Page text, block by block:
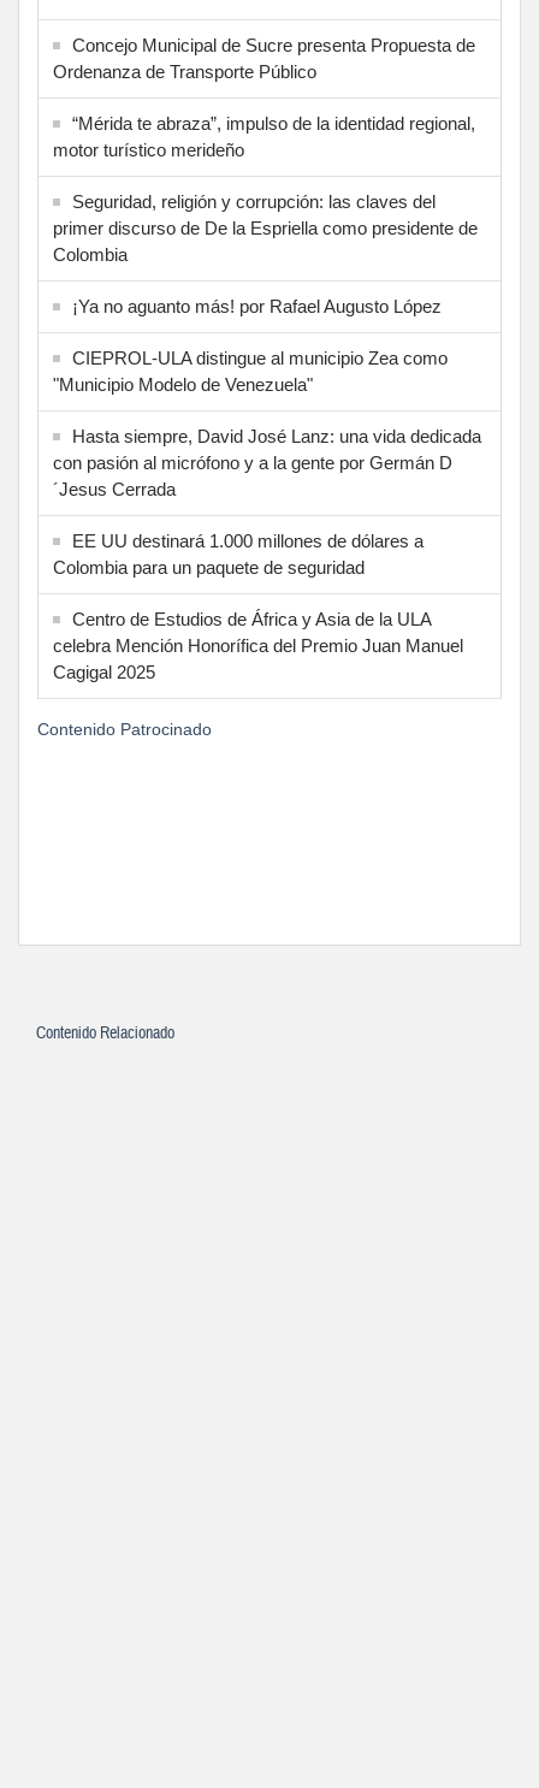
Concejo Municipal de Sucre presenta Propuesta de
Ordenanza de Transporte Público
“Mérida te abraza”, impulso de la identidad regional,
motor turístico merideño
Seguridad, religión y corrupción: las claves del
primer discurso de De la Espriella como presidente de
Colombia
¡Ya no aguanto más! por Rafael Augusto López
CIEPROL-ULA distingue al municipio Zea como
"Municipio Modelo de Venezuela"
Hasta siempre, David José Lanz: una vida dedicada
con pasión al micrófono y a la gente por Germán D
´Jesus Cerrada
EE UU destinará 1.000 millones de dólares a
Colombia para un paquete de seguridad
Centro de Estudios de África y Asia de la ULA
celebra Mención Honorífica del Premio Juan Manuel
Cagigal 2025
Contenido Patrocinado
Contenido Relacionado